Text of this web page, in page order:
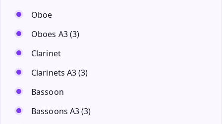
Oboe
Oboes A3 (3)
Clarinet
Clarinets A3 (3)
Bassoon
Bassoons A3 (3)